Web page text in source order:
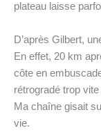
plateau laisse
D’après Gilbert,
En effet, 20 km
côte en
rétrogradé trop
Ma chaîne gisait
vie.